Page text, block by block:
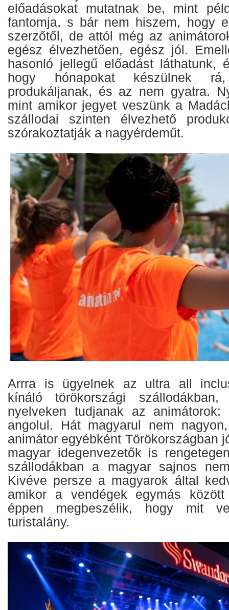
előadásokat mutatnak be, mint
fantomja, s bár nem hiszem, hogy
szerzőtől, de attól még az
egész élvezhetően, egész jól.
hasonló jellegű előadást láthatunk,
hogy hónapokat készülnek
produkáljanak, és az nem gyatra.
mint amikor jegyet veszünk a
szállodai szinten élvezhető
szórakoztatják a nagyérdeműt.
Arrra is ügyelnek az ultra all
kínáló törökországi
nyelveken tudjanak az animátorok:
angolul. Hát magyarul nem
animátor egyébként Törökországban
magyar idegenvezetők is
szállodákban a magyar sajnos
Kivéve persze a magyarok által
amikor a vendégek egymás
éppen megbeszélik, hogy mit
turistalány.